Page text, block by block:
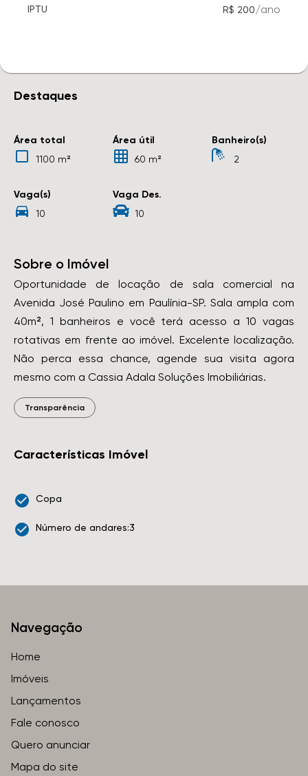
IPTU R$ 200/ano
Destaques
Área total
1100 m²
Área útil
60 m²
Banheiro(s)
2
Vaga(s)
10
Vaga Des.
10
Sobre o Imóvel
Oportunidade de locação de sala comercial na
Avenida José Paulino em Paulínia-SP. Sala ampla com
40m², 1 banheiros e você terá acesso a 10 vagas
rotativas em frente ao imóvel. Excelente localização.
Não perca essa chance, agende sua visita agora
mesmo com a Cassia Adala Soluções Imobiliárias.
Transparência
Características Imóvel
Copa
Número de andares:3
Navegação
Home
Imóveis
Lançamentos
Fale conosco
Quero anunciar
Mapa do site